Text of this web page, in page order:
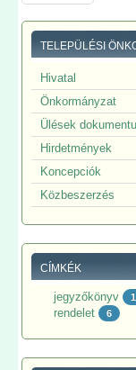
TELEPÜLÉSI
Hivatal
Önkormányzat
Ülések
Hirdetmények
Koncepciók
Közbeszerzés
CÍMKÉK
jegyzőkönyv
rendelet 6